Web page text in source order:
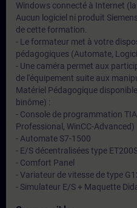
Windows connecté à Internet
Aucun logiciel ni produit
de cette formation.
- Le formateur met à votre
pédagogiques (Automate,
- Une caméra permet aux
de l'équipement suite aux
Matériel Pédagogique
binôme) :
- Console de programmation
Professional, WinCC-Advanced)
- Automate S7-1500
- E/S décentralisées type
- Comfort Panel
- Variateur de vitesse de type
- Simulateur E/S + Maquette